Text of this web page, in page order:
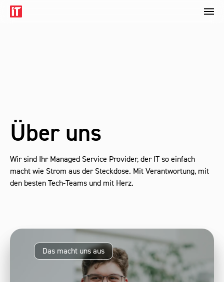
Über uns
Wir sind Ihr Managed Service Provider, der IT so einfach
macht wie Strom aus der Steckdose. Mit Verantwortung, mit
den besten Tech-Teams und mit Herz.
Das macht uns aus